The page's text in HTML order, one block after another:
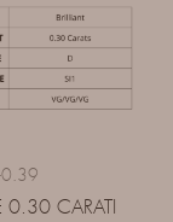
0.30 CARATI